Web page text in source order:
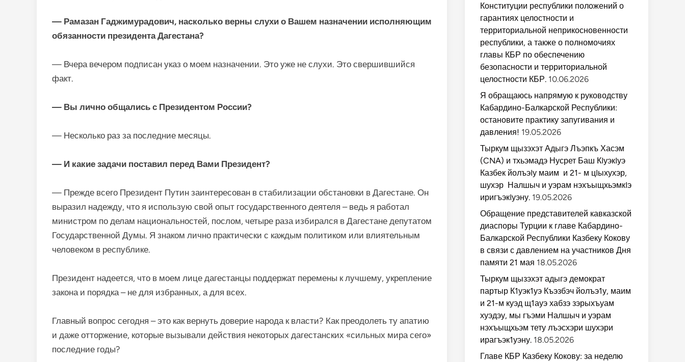
— Рамазан Гаджимурадович, насколько верны слухи о Вашем назначении исполняющим
обязанности президента Дагестана?
— Вчера вечером подписан указ о моем назначении. Это уже не слухи. Это свершившийся
факт.
— Вы лично общались с Президентом России?
— Несколько раз за последние месяцы.
— И какие задачи поставил перед Вами Президент?
— Прежде всего Президент Путин заинтересован в стабилизации обстановки в Дагестане. Он
выразил надежду, что я использую свой опыт государственного деятеля – ведь я работал
министром по делам национальностей, послом, четыре раза избирался в Дагестане депутатом
Государственной Думы. Я знаком лично практически с каждым политиком или влиятельным
человеком в республике.
Президент надеется, что в моем лице дагестанцы поддержат перемены к лучшему, укрепление
закона и порядка – не для избранных, а для всех.
Главный вопрос сегодня – это как вернуть доверие народа к власти? Как преодолеть ту апатию
и даже отторжение, которые вызывали действия некоторых дагестанских «сильных мира сего»
последние годы?
Конституции республики положений о
гарантиях целостности и
территориальной неприкосновенности
республики, а также о полномочиях
главы КБР по обеспечению
безопасности и территориальной
целостности КБР. 10.06.2026
Я обращаюсь напрямую к руководству
Кабардино-Балкарской Республики:
остановите практику запугивания и
давления! 19.05.2026
Тыркум щызэхэт Адыгэ Лъэпкъ Хасэм
(CNA) и тхьэмадэ Нусрет Баш КIуэкIуэ
Казбек йолъэIу маим и 21- м цIыхухэр,
шухэр Налшыч и уэрам нэхъыщхьэмкIэ
иригъэкIуэну. 19.05.2026
Обращение представителей кавказской
диаспоры Турции к главе Кабардино-
Балкарской Республики Казбеку Кокову
в связи с давлением на участников Дня
памяти 21 мая 18.05.2026
Тыркум щызэхэт адыгэ демократ
партыр К1уэк1уэ Къэзбэч йолъэ1у, маим
и 21-м куэд щ1ауэ хабзэ зэрыхъуам
хуэдэу, мы гъэми Налшыч и уэрам
нэхъыщхьэм тету лъэсхэри шухэри
ирагъэк1уэну. 18.05.2026
Главе КБР Казбеку Кокову: за неделю